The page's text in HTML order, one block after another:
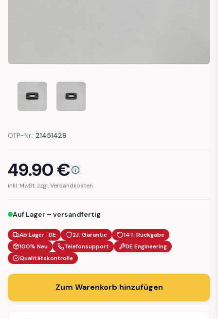
PLYMOUTH SATELLITE DOOR LOCK TRIM COVER BEZEL
PLYMOUTH SATELLITE DOOR LOCK TRIM
OTP-Nr.: 21451429
49.90€
inkl. MwSt. zzgl. Versandkosten
Auf Lager – versandfertig
Ab Lager · DE 2J. Garantie
14T. Rückgabe
100% Neu
Telefonsupport
DE Engineering
Qualitätskontrolle
Zum Warenkorb hinzufügen